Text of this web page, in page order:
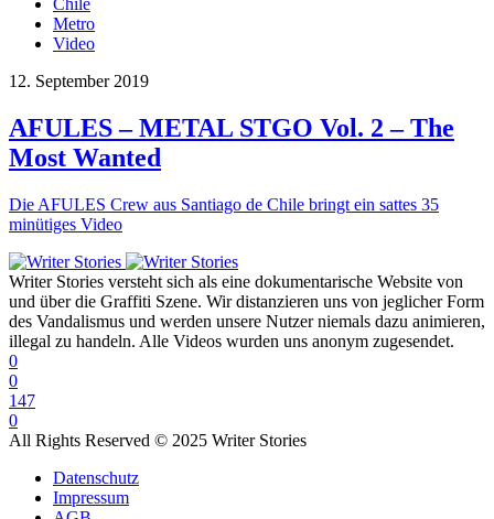
Chile
Metro
Video
12. September 2019
AFULES – METAL STGO Vol. 2 – The
Most Wanted
Die AFULES Crew aus Santiago de Chile bringt ein sattes 35
minütiges Video
Writer Stories versteht sich als eine dokumentarische Website von
und über die Graffiti Szene. Wir distanzieren uns von jeglicher Form
des Vandalismus und werden unsere Nutzer niemals dazu animieren,
illegal zu handeln. Alle Videos wurden uns anonym zugesendet.
0
0
147
0
All Rights Reserved © 2025 Writer Stories
Datenschutz
Impressum